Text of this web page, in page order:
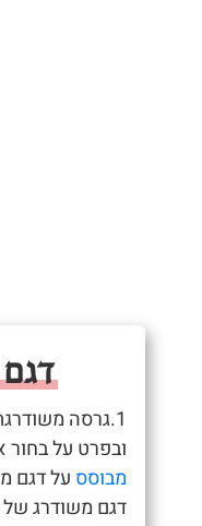
1.גרסה
ובפרט על בחור
מבוסס על דגם
דגם משודרג